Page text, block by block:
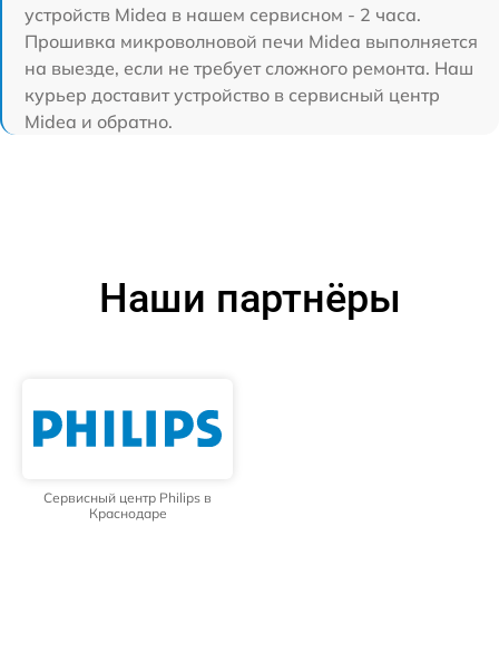
устройств Midea в нашем сервисном - 2 часа.
Прошивка микроволновой печи Midea выполняется
на выезде, если не требует сложного ремонта. Наш
курьер доставит устройство в сервисный центр
Midea и обратно.
Наши партнёры
Сервисный центр Philips в
Краснодаре